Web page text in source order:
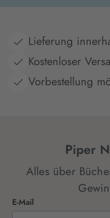
Lieferung
Kostenloser
Vorbestellung
Piper
Alles über
E-Mail